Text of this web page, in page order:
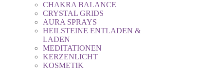
CHAKRA BALANCE
CRYSTAL GRIDS
AURA SPRAYS
HEILSTEINE ENTLADEN &
LADEN
MEDITATIONEN
KERZENLICHT
KOSMETIK